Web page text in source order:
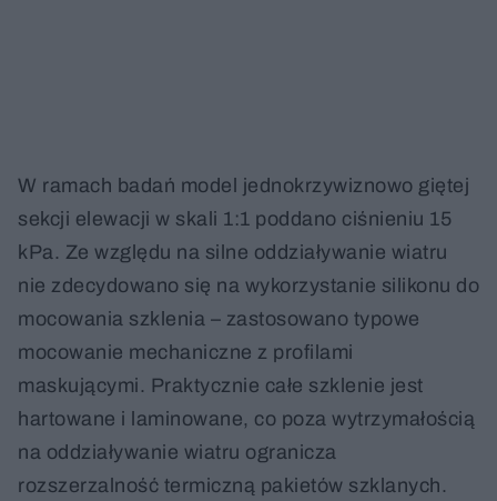
W ramach badań model jednokrzywiznowo giętej
sekcji elewacji w skali 1:1 poddano ciśnieniu 15
kPa. Ze względu na silne oddziaływanie wiatru
nie zdecydowano się na wykorzystanie silikonu do
mocowania szklenia – zastosowano typowe
mocowanie mechaniczne z profilami
maskującymi. Praktycznie całe szklenie jest
hartowane i laminowane, co poza wytrzymałością
na oddziaływanie wiatru ogranicza
rozszerzalność termiczną pakietów szklanych.